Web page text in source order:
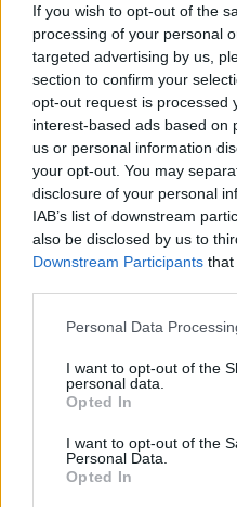
If you wish to opt-out of the
processing of your personal
targeted advertising by us,
section to confirm your
opt-out request is processed
interest-based ads based on
us or personal information
your opt-out. You may
disclosure of your personal
IAB’s list of downstream
also be disclosed by us to
Downstream Participants that
Personal Data
I want to opt-out of the
personal data.
Opted In
I want to opt-out of the
Personal Data.
Opted In
Uutiset